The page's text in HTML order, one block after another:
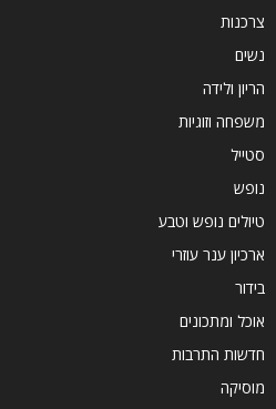
צרכנות
נשים
הריון ולידה
משפחה וזוגיות
סטייל
נופש
טיולים נופש וטבע
ארכיון ענר עוזרי
בידור
אוכל ומתכונים
חדשות התרבות
מוסיקה